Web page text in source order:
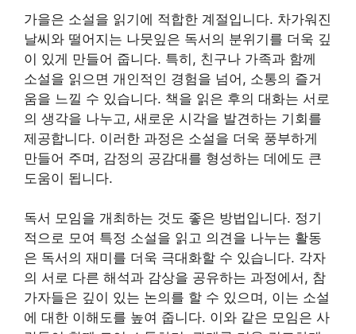
가을은 소설을 읽기에 적합한 계절입니다. 차가워진
날씨와 떨어지는 나뭇잎은 독서의 분위기를 더욱 깊
이 있게 만들어 줍니다. 특히, 친구나 가족과 함께
소설을 읽으면 개인적인 경험을 넘어, 소통의 즐거
움을 느낄 수 있습니다. 책을 읽은 후의 대화는 서로
의 생각을 나누고, 새로운 시각을 발견하는 기회를
제공합니다. 이러한 과정은 소설을 더욱 풍부하게
만들어 주며, 감정의 공감대를 형성하는 데에도 큰
도움이 됩니다.
독서 모임을 개최하는 것도 좋은 방법입니다. 정기
적으로 모여 특정 소설을 읽고 의견을 나누는 활동
은 독서의 재미를 더욱 극대화할 수 있습니다. 각자
의 서로 다른 해석과 감상을 공유하는 과정에서, 참
가자들은 깊이 있는 논의를 할 수 있으며, 이는 소설
에 대한 이해도를 높여 줍니다. 이와 같은 모임은 사